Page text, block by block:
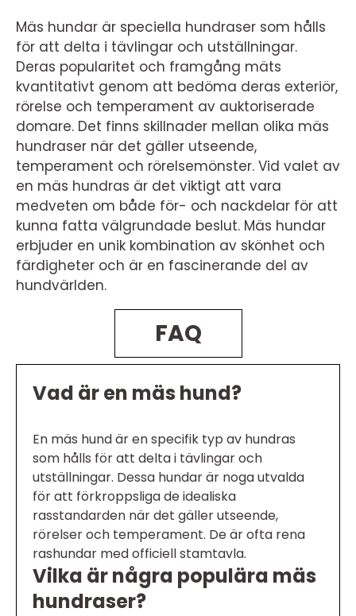
Mäs hundar är speciella hundraser som hålls
för att delta i tävlingar och utställningar.
Deras popularitet och framgång mäts
kvantitativt genom att bedöma deras exteriör,
rörelse och temperament av auktoriserade
domare. Det finns skillnader mellan olika mäs
hundraser när det gäller utseende,
temperament och rörelsemönster. Vid valet av
en mäs hundras är det viktigt att vara
medveten om både för- och nackdelar för att
kunna fatta välgrundade beslut. Mäs hundar
erbjuder en unik kombination av skönhet och
färdigheter och är en fascinerande del av
hundvärlden.
FAQ
Vad är en mäs hund?
En mäs hund är en specifik typ av hundras
som hålls för att delta i tävlingar och
utställningar. Dessa hundar är noga utvalda
för att förkroppsliga de idealiska
rasstandarden när det gäller utseende,
rörelser och temperament. De är ofta rena
rashundar med officiell stamtavla.
Vilka är några populära mäs
hundraser?